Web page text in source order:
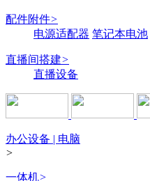
配件附件>
电源适配器 笔记本电池
直播间搭建>
直播设备
办公设备 | 电脑
>
一体机>